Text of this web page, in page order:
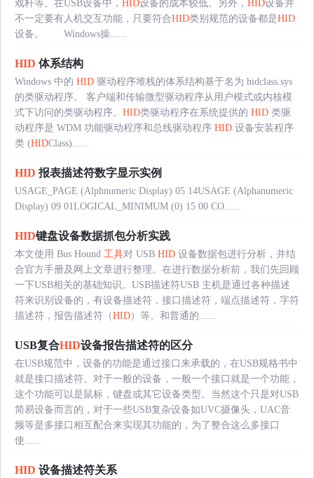
戏杆等。在USB设备中， HID设备的成本较低。另外， HID设备并
不一定要有人机交互功能，只要符合HID类别规范的设备都是HID
设备。 Windows操......
HID 体系结构
Windows 中的 HID 驱动程序堆栈的体系结构基于名为 hidclass.sys
的类驱动程序。 客户端和传输微型驱动程序从用户模式或内核模
式下访问的类驱动程序。 HID类驱动程序在系统提供的 HID 类驱
动程序是 WDM 功能驱动程序和总线驱动程序 HID 设备安装程序
类 (HIDClass)......
HID 报表描述符数字显示实例
USAGE_PAGE (Alphnumeric Display) 05 14USAGE (Alphanumeric
Display) 09 01LOGICAL_MINIMUM (0) 15 00 CO......
HID键盘设备数据抓包分析实践
本文使用 Bus Hound 工具对 USB HID 设备数据包进行分析，并结
合官方手册及网上文章进行整理。在进行数据分析前，我们先回顾
一下USB相关的基础知识。USB描述符USB 主机是通过各种描述
符来识别设备的，有设备描述符，接口描述符，端点描述符，字符
描述符，报告描述符（HID）等。和普通的......
USB复合HID设备报告描述符的区分
在USB规范中，设备的功能是通过接口来承载的，在USB规格书中
就是接口描述符。对于一般的设备，一般一个接口就是一个功能，
这个功能可以是鼠标，键盘或其它设备类型。当然这个只是对USB
简易设备而言的，对于一些USB复杂设备如UVC摄像头，UAC音
频等是多接口相互配合来实现其功能的，为了整合这么多接口
使......
HID 设备描述符关系